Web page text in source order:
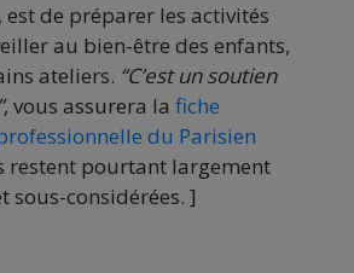
est de préparer les activités
au bien-être des enfants,
ateliers. “C’est un soutien
, vous assurera la fiche
du Parisien
restent pourtant largement
sous-considérées. ]